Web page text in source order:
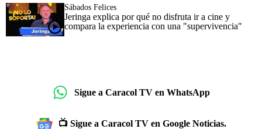
Sábados Felices
Jeringa explica por qué no disfruta ir a cine y
compara la experiencia con una "supervivencia"
Sigue a Caracol TV en WhatsApp
📺 Sigue a Caracol TV en Google Noticias.